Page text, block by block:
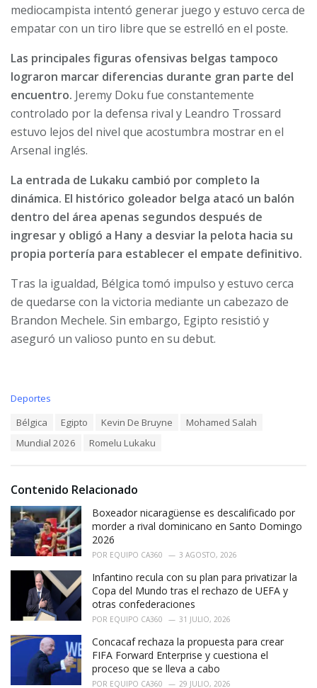
mediocampista intentó generar juego y estuvo cerca de
empatar con un tiro libre que se estrelló en el poste.
Las principales figuras ofensivas belgas tampoco
lograron marcar diferencias durante gran parte del
encuentro. Jeremy Doku fue constantemente
controlado por la defensa rival y Leandro Trossard
estuvo lejos del nivel que acostumbra mostrar en el
Arsenal inglés.
La entrada de Lukaku cambió por completo la
dinámica. El histórico goleador belga atacó un balón
dentro del área apenas segundos después de
ingresar y obligó a Hany a desviar la pelota hacia su
propia portería para establecer el empate definitivo.
Tras la igualdad, Bélgica tomó impulso y estuvo cerca
de quedarse con la victoria mediante un cabezazo de
Brandon Mechele. Sin embargo, Egipto resistió y
aseguró un valioso punto en su debut.
C
i
s
:
Deportes
Bélgica Egipto Kevin De Bruyne
Mohamed Salah
Mundial 2026
Romelu Lukaku
Contenido Relacionado
Boxeador nicaragüense es descalificado por
morder a rival dominicano en Santo Domingo
2026
POR EQUIPO CA360 3 AGOSTO, 2026
Infantino recula con su plan para privatizar la
Copa del Mundo tras el rechazo de UEFA y
otras confederaciones
POR EQUIPO CA360 31 JULIO, 2026
Concacaf rechaza la propuesta para crear
FIFA Forward Enterprise y cuestiona el
proceso que se lleva a cabo
POR EQUIPO CA360 29 JULIO, 2026